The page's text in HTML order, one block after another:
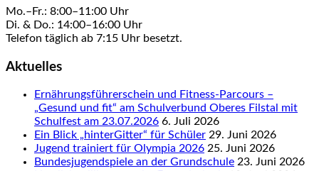
Mo.–Fr.: 8:00–11:00 Uhr
Di. & Do.: 14:00–16:00 Uhr
Telefon täglich ab 7:15 Uhr besetzt.
Aktuelles
Ernährungsführerschein und Fitness-Parcours –
„Gesund und fit“ am Schulverbund Oberes Filstal mit
Schulfest am 23.07.2026 6. Juli 2026
Ein Blick „hinterGitter“ für Schüler 29. Juni 2026
Jugend trainiert für Olympia 2026 25. Juni 2026
Bundesjugendspiele an der Grundschule 23. Juni 2026